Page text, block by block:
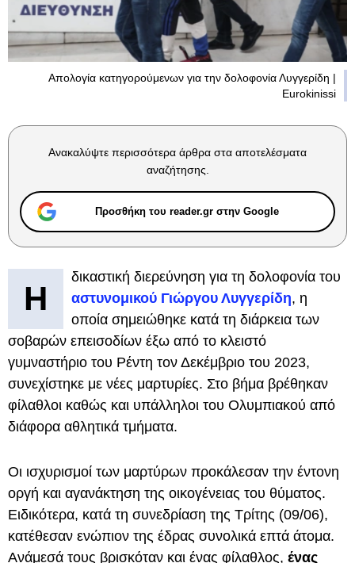
Απολογία κατηγορούμενων για την δολοφονία Λυγγερίδη |
Eurokinissi
Ανακαλύψτε περισσότερα άρθρα στα αποτελέσματα
αναζήτησης.
Προσθήκη του reader.gr στην Google
Η
δικαστική διερεύνηση για τη δολοφονία του
αστυνομικού Γιώργου Λυγγερίδη, η
οποία σημειώθηκε κατά τη διάρκεια των
σοβαρών επεισοδίων έξω από το κλειστό
γυμναστήριο του Ρέντη τον Δεκέμβριο του 2023,
συνεχίστηκε με νέες μαρτυρίες. Στο βήμα βρέθηκαν
φίλαθλοι καθώς και υπάλληλοι του Ολυμπιακού από
διάφορα αθλητικά τμήματα.
Οι ισχυρισμοί των μαρτύρων προκάλεσαν την έντονη
οργή και αγανάκτηση της οικογένειας του θύματος.
Ειδικότερα, κατά τη συνεδρίαση της Τρίτης (09/06),
κατέθεσαν ενώπιον της έδρας συνολικά επτά άτομα.
Ανάμεσά τους βρισκόταν και ένας φίλαθλος, ένας